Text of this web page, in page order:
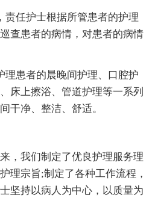
任护士根据所管患者的护理
查患者的病情，对患者的病情
患者的晨晚间护理、口腔护
床上擦浴、管道护理等一系列
干净、整洁、舒适。
我们制定了优良护理服务理
理宗旨;制定了各种工作流程，
坚持以病人为中心，以质量为